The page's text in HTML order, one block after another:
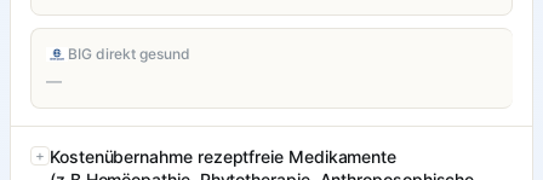
BIG direkt gesund
—
Kostenübernahme rezeptfreie Medikamente